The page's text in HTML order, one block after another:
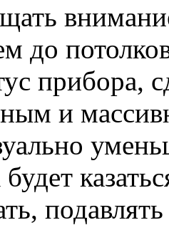
до
прибора,
и